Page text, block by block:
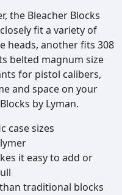
the Bleacher Blocks
fit a variety of
heads, another fits 308
belted magnum size
for pistol calibers,
and space on your
by Lyman.
case sizes
it easy to add or
traditional blocks